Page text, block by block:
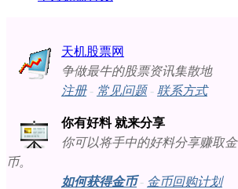
天机股票网
争做最牛的股票资讯集散地
注册- 常见问题- 联系方式
你有好料 就来分享
你可以将手中的好料分享赚取金
币。
如何获得金币- 金币回购计划